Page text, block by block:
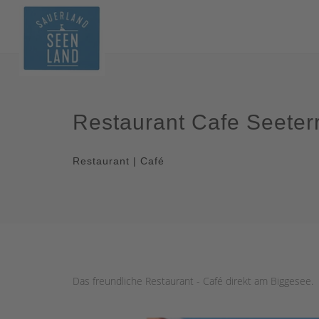
Restaurant Cafe
Restaurant | Café
Das freundliche Restaurant - Café direkt am Biggesee.